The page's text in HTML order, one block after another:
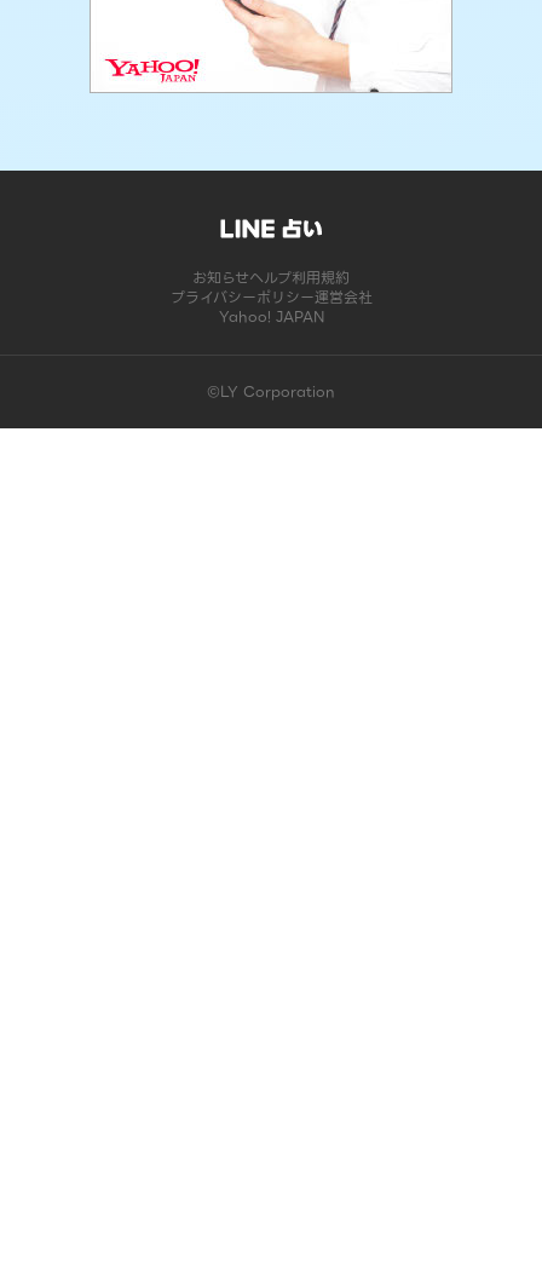
お知らせヘルプ利用規約
プライバシーポリシー運営会社
Yahoo! JAPAN
©LY Corporation
このコンテンツは掲載が終了しました | LINE占い